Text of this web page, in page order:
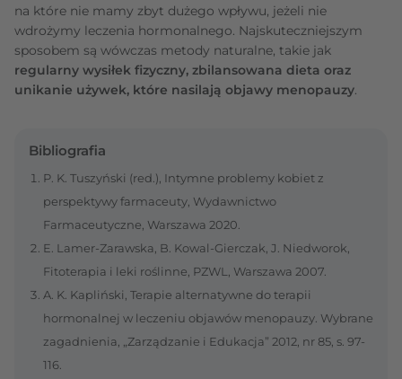
na które nie mamy zbyt dużego wpływu, jeżeli nie
wdrożymy leczenia hormonalnego. Najskuteczniejszym
sposobem są wówczas metody naturalne, takie jak
regularny wysiłek fizyczny, zbilansowana dieta oraz
unikanie używek, które nasilają objawy menopauzy.
Bibliografia
P. K. Tuszyński (red.), Intymne problemy kobiet z
perspektywy farmaceuty, Wydawnictwo
Farmaceutyczne, Warszawa 2020.
E. Lamer-Zarawska, B. Kowal-Gierczak, J. Niedworok,
Fitoterapia i leki roślinne, PZWL, Warszawa 2007.
A. K. Kapliński, Terapie alternatywne do terapii
hormonalnej w leczeniu objawów menopauzy. Wybrane
zagadnienia, „Zarządzanie i Edukacja” 2012, nr 85, s. 97-
116.